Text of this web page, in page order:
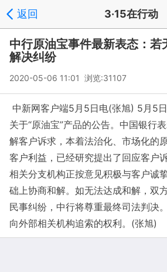
返回 3·15在行动
中行原油宝事件最新表态：若
解决纠纷
2020-05-06 11:01 浏览:31107
中新网客户端5月5日电(张旭) 5月5
关于“原油宝”产品的公告。中国银行
解客户诉求，本着法治化、市场化的
客户利益，已经研究提出了回应客户
相关分支机构正按意见积极与客户诚
础上协商和解。如无法达成和解，双
民事纠纷，中行将尊重最终司法判决
向外部相关机构追索的权利。(张旭)